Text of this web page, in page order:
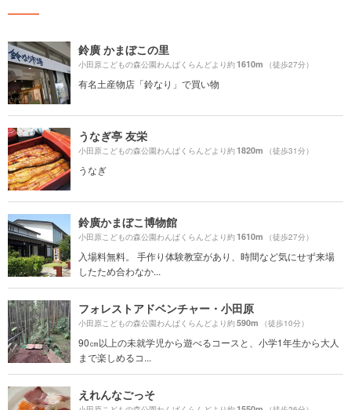
鈴廣 かまぼこの里
小田原こどもの森公園わんぱくらんどより約1610m （徒歩27分）
有名土産物店「鈴なり」で買い物
うなぎ亭 友栄
小田原こどもの森公園わんぱくらんどより約1820m （徒歩31分）
うなぎ
鈴廣かまぼこ博物館
小田原こどもの森公園わんぱくらんどより約1610m （徒歩27分）
入場料無料。 手作り体験教室があり、時間など気にせず来場
したため合わなか...
フォレストアドベンチャー・小田原
小田原こどもの森公園わんぱくらんどより約590m （徒歩10分）
90㎝以上の未就学児から遊べるコースと、小学1年生から大人
まで楽しめるコ...
えれんなごっそ